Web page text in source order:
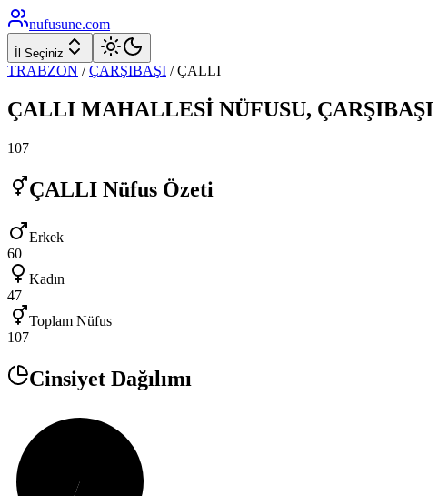
nufusune.com
İl Seçiniz
TRABZON / ÇARŞIBAŞI /ÇALLI
ÇALLI MAHALLESİ NÜFUSU, ÇARŞIBAŞI
107
ÇALLI Nüfus Özeti
Erkek
60
Kadın
47
Toplam Nüfus
107
Cinsiyet Dağılımı